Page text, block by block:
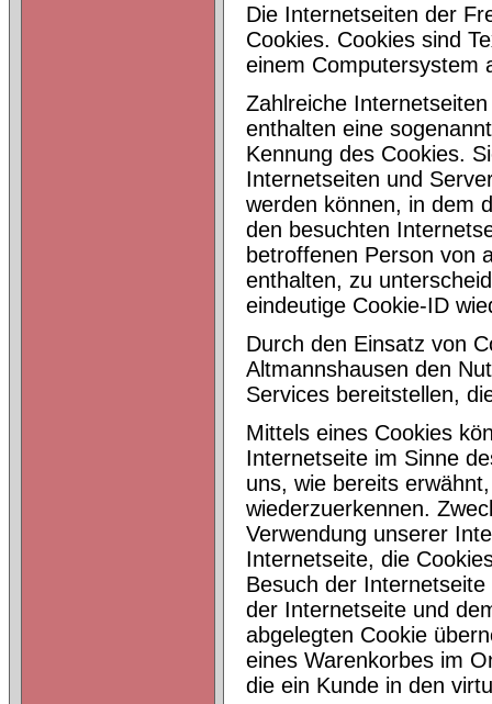
Die Internetseiten der
Cookies. Cookies sind
einem Computersystem
Zahlreiche
enthalten eine
Kennung des Cookies.
Internetseiten und
werden können, in dem
den besuchten
betroffenen Person von
enthalten, zu
eindeutige Cookie-ID
Durch den Einsatz von
Altmannshausen den
Services bereitstellen,
Mittels eines Cookies
Internetseite im Sinne
uns, wie bereits
wiederzuerkennen.
Verwendung unserer
Internetseite, die
Besuch der
der Internetseite und
abgelegten Cookie
eines Warenkorbes im
die ein Kunde in den